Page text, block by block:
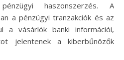
haszonszerzés. A
a pénzügyi tranzakciók és az
a vásárlók banki információi,
jelentenek a kiberbűnözők